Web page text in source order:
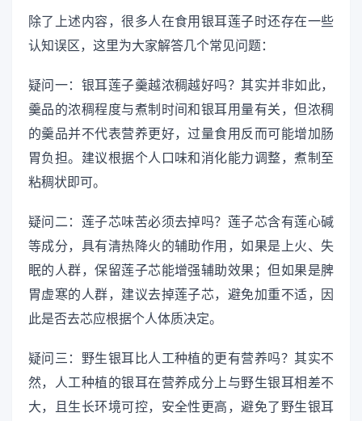
除了上述内容，很多人在食用银耳莲子时还存在一些
认知误区，这里为大家解答几个常见问题：
疑问一：银耳莲子羹越浓稠越好吗？其实并非如此，
羹品的浓稠程度与煮制时间和银耳用量有关，但浓稠
的羹品并不代表营养更好，过量食用反而可能增加肠
胃负担。建议根据个人口味和消化能力调整，煮制至
粘稠状即可。
疑问二：莲子芯味苦必须去掉吗？莲子芯含有莲心碱
等成分，具有清热降火的辅助作用，如果是上火、失
眠的人群，保留莲子芯能增强辅助效果；但如果是脾
胃虚寒的人群，建议去掉莲子芯，避免加重不适，因
此是否去芯应根据个人体质决定。
疑问三：野生银耳比人工种植的更有营养吗？其实不
然，人工种植的银耳在营养成分上与野生银耳相差不
大，且生长环境可控，安全性更高，避免了野生银耳